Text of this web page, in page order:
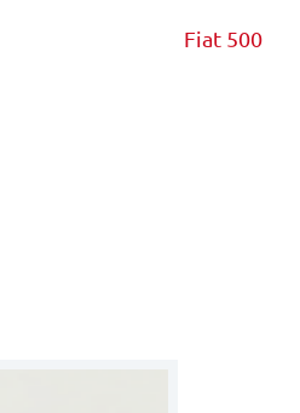
Fiat 500